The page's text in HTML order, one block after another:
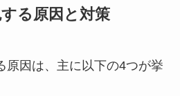
る原因と対策
原因は、主に以下の4つが挙